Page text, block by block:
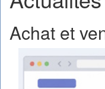
Achat et